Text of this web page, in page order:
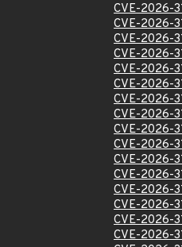
CVE-2026-
CVE-2026-
CVE-2026-
CVE-2026-
CVE-2026-
CVE-2026-
CVE-2026-
CVE-2026-
CVE-2026-
CVE-2026-
CVE-2026-
CVE-2026-
CVE-2026-
CVE-2026-
CVE-2026-
CVE-2026-